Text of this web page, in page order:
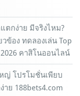
ตกง่าย มีจริงไหม?
ข้อง ทดลองเล่น Top
คาสิโนออนไลน์
ญ่ โปรโมชั่นเพียบ
ย 188bets4.com